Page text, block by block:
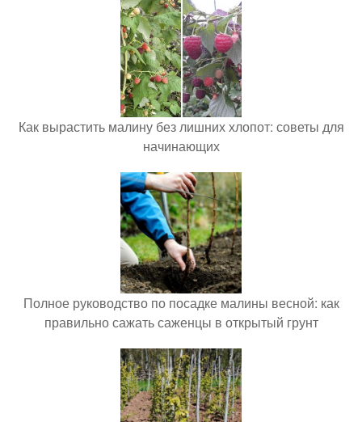
Как вырастить малину без лишних хлопот: советы для
начинающих
Полное руководство по посадке малины весной: как
правильно сажать саженцы в открытый грунт